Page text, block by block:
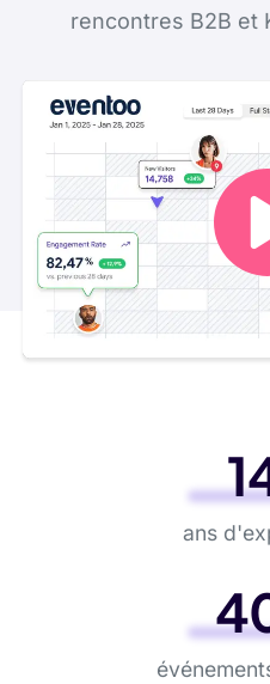
rencontres B2B et
ans